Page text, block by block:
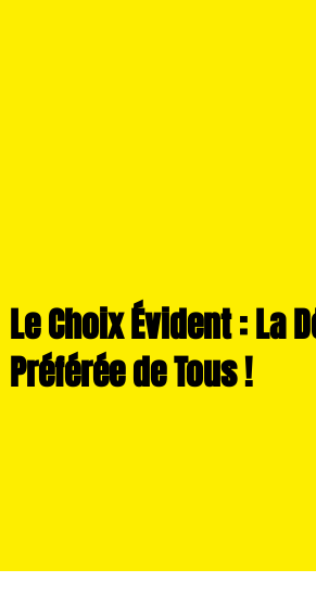
Le Choix Évident : La
Préférée de Tous !